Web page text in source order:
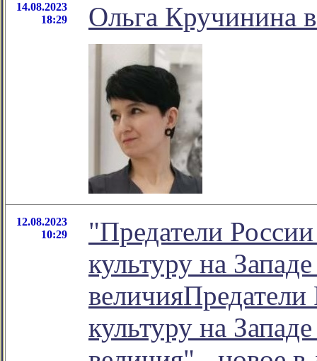
14.08.2023
18:29
Ольга Кручинина
12.08.2023
10:29
"Предатели
культуру на
культуру на